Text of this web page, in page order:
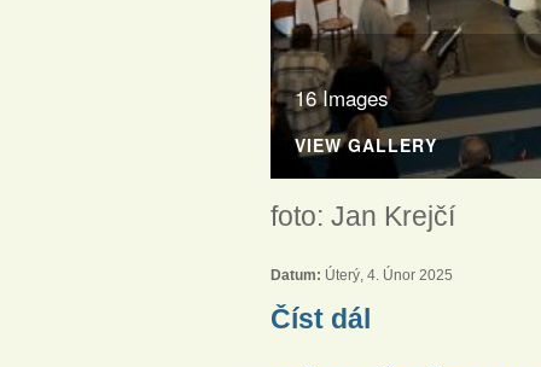
16 Images
VIEW GALLERY
foto: Jan Krejčí
Datum: Úterý, 4. Únor 2025
Číst dál